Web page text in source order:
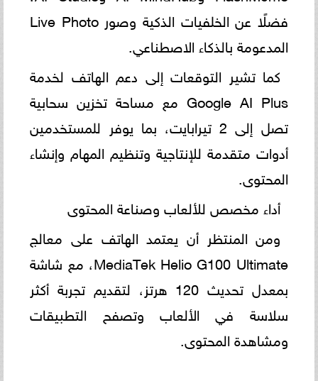
فضلًا عن الخلفيات الذكية وصور Live Photo
المدعومة بالذكاء الاصطناعي.
كما تشير التوقعات إلى دعم الهاتف لخدمة
Google AI Plus مع مساحة تخزين سحابية
تصل إلى 2 تيرابايت، بما يوفر للمستخدمين
أدوات متقدمة للإنتاجية وتنظيم المهام وإنشاء
المحتوى.
أداء مخصص للألعاب وصناعة المحتوى
ومن المنتظر أن يعتمد الهاتف على معالج
MediaTek Helio G100 Ultimate، مع شاشة
بمعدل تحديث 120 هرتز، لتقديم تجربة أكثر
سلاسة في الألعاب وتصفح التطبيقات
ومشاهدة المحتوى.